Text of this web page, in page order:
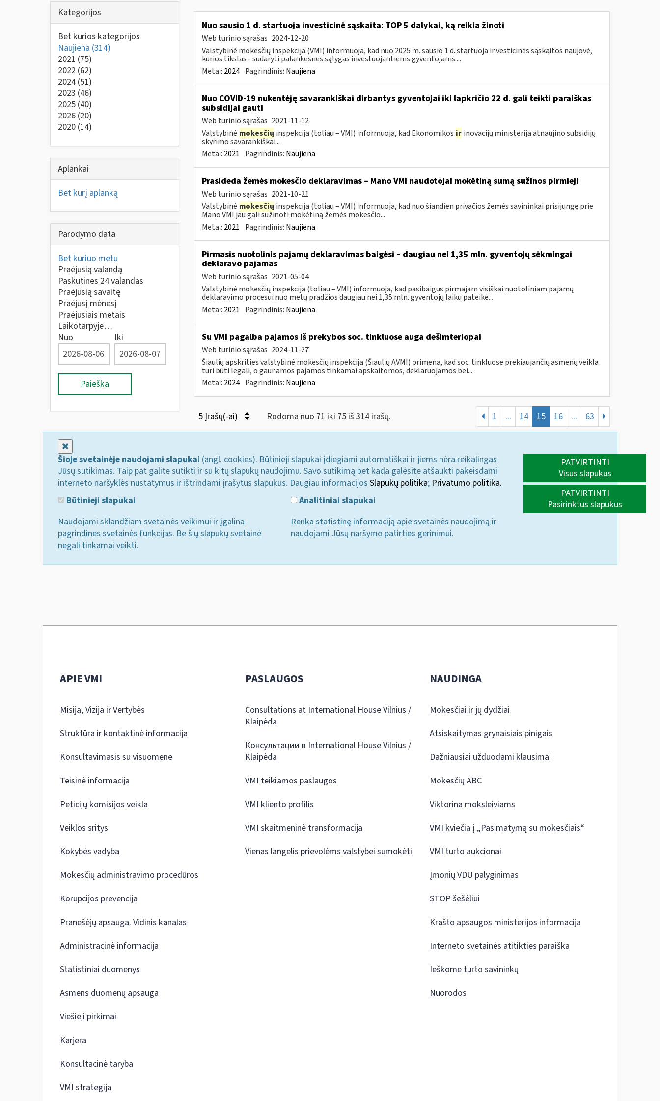
Kategorijos
Bet kurios kategorijos
Naujiena (314)
2021 (75)
2022 (62)
2024 (51)
2023 (46)
2025 (40)
2026 (20)
2020 (14)
Aplankai
Bet kurį aplanką
Parodymo data
Bet kuriuo metu
Praėjusią valandą
Paskutines 24 valandas
Praėjusią savaitę
Praėjusį mėnesį
Praėjusiais metais
Laikotarpyje…
Nuo
Iki
Paieška
Nuo sausio 1 d. startuoja investicinė sąskaita: TOP 5 dalykai, ką reikia žinoti
Web turinio sąrašas 2024-12-20
Valstybinė mokesčių inspekcija (VMI) informuoja, kad nuo 2025 m. sausio 1 d. startuoja investicinės sąskaitos naujovė,
kurios tikslas - sudaryti palankesnes sąlygas investuojantiems gyventojams....
Metai: 2024 Pagrindinis: Naujiena
Nuo COVID-19 nukentėję savarankiškai dirbantys gyventojai iki lapkričio 22 d. gali teikti paraiškas
subsidijai gauti
Web turinio sąrašas 2021-11-12
Valstybinė mokesčių inspekcija (toliau – VMI) informuoja, kad Ekonomikos ir inovacijų ministerija atnaujino subsidijų
skyrimo savarankiškai...
Metai: 2021 Pagrindinis: Naujiena
Prasideda žemės mokesčio deklaravimas – Mano VMI naudotojai mokėtiną sumą sužinos pirmieji
Web turinio sąrašas 2021-10-21
Valstybinė mokesčių inspekcija (toliau – VMI) informuoja, kad nuo šiandien privačios žemės savininkai prisijungę prie
Mano VMI jau gali sužinoti mokėtiną žemės mokesčio...
Metai: 2021 Pagrindinis: Naujiena
Pirmasis nuotolinis pajamų deklaravimas baigėsi – daugiau nei 1,35 mln. gyventojų sėkmingai
deklaravo pajamas
Web turinio sąrašas 2021-05-04
Valstybinė mokesčių inspekcija (toliau – VMI) informuoja, kad pasibaigus pirmajam visiškai nuotoliniam pajamų
deklaravimo procesui nuo metų pradžios daugiau nei 1,35 mln. gyventojų laiku pateikė...
Metai: 2021 Pagrindinis: Naujiena
Su VMI pagalba pajamos iš prekybos soc. tinkluose auga dešimteriopai
Web turinio sąrašas 2024-11-27
Šiaulių apskrities valstybinė mokesčių inspekcija (Šiaulių AVMI) primena, kad soc. tinkluose prekiaujančių asmenų veikla
turi būti legali, o gaunamos pajamos tinkamai apskaitomos, deklaruojamos bei...
Metai: 2024 Pagrindinis: Naujiena
5 Įrašų(-ai) Rodoma nuo 71 iki 75 iš 314 irašų. 1 ... 14 15 16 ... 63
Šioje svetainėje naudojami slapukai (angl. cookies). Būtinieji slapukai įdiegiami automatiškai ir jiems nėra reikalingas
Jūsų sutikimas. Taip pat galite sutikti ir su kitų slapukų naudojimu. Savo sutikimą bet kada galėsite atšaukti pakeisdami
interneto naršyklės nustatymus ir ištrindami įrašytus slapukus. Daugiau informacijos Slapukų politika; Privatumo politika.
Būtinieji slapukai
Naudojami sklandžiam svetainės veikimui ir įgalina
pagrindines svetainės funkcijas. Be šių slapukų svetainė
negali tinkamai veikti.
Analitiniai slapukai
Renka statistinę informaciją apie svetainės naudojimą ir
naudojami Jūsų naršymo patirties gerinimui.
PATVIRTINTI
Visus slapukus
PATVIRTINTI
Pasirinktus slapukus
APIE VMI
Misija, Vizija ir Vertybės
Struktūra ir kontaktinė informacija
Konsultavimasis su visuomene
Teisinė informacija
Peticijų komisijos veikla
Veiklos sritys
Kokybės vadyba
Mokesčių administravimo procedūros
Korupcijos prevencija
Pranešėjų apsauga. Vidinis kanalas
Administracinė informacija
Statistiniai duomenys
Asmens duomenų apsauga
Viešieji pirkimai
Karjera
Konsultacinė taryba
VMI strategija
PASLAUGOS
Consultations at International House Vilnius /
Klaipėda
Консультации в International House Vilnius /
Klaipėda
VMI teikiamos paslaugos
VMI kliento profilis
VMI skaitmeninė transformacija
Vienas langelis prievolėms valstybei sumokėti
NAUDINGA
Mokesčiai ir jų dydžiai
Atsiskaitymas grynaisiais pinigais
Dažniausiai užduodami klausimai
Mokesčių ABC
Viktorina moksleiviams
VMI kviečia į „Pasimatymą su mokesčiais“
VMI turto aukcionai
Įmonių VDU palyginimas
STOP šešėliui
Krašto apsaugos ministerijos informacija
Interneto svetainės atitikties paraiška
Ieškome turto savininkų
Nuorodos